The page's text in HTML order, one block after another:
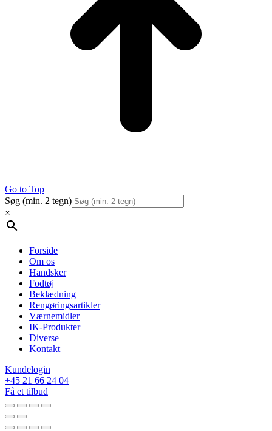
Go to Top
Søg (min. 2 tegn)
×
Forside
Om os
Handsker
Fodtøj
Beklædning
Rengøringsartikler
Værnemidler
IK-Produkter
Diverse
Kontakt
Kundelogin
+45 21 66 24 04
Få et tilbud